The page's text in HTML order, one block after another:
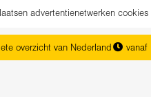
advertentienetwerken
overzicht van Nederland vanaf